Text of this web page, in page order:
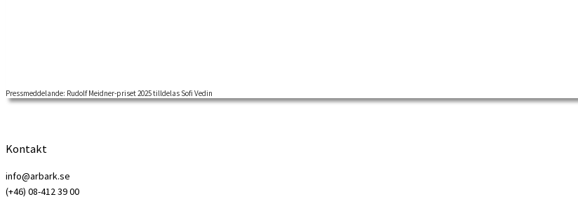
RUDOLF MEIDNER-PRISET 2025 för forskning i fackföreningsrörelsens historia tilldelas Sofi Vedin 2025 års Rudolf Meidner-pris […]
Pressmeddelande: Rudolf Meidner-priset 2025 tilldelas Sofi Vedin
Kontakt
info@arbark.se
(+46) 08-412 39 00